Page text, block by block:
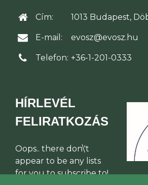
Cím: 1013 Budapest,
E-mail: evosz@evosz.hu
Telefon: +36-1-201-0333
HÍRLEVÉL
FELIRATKOZÁS
Oops.. there don\'t
appear to be any lists
for you to subscribe to!